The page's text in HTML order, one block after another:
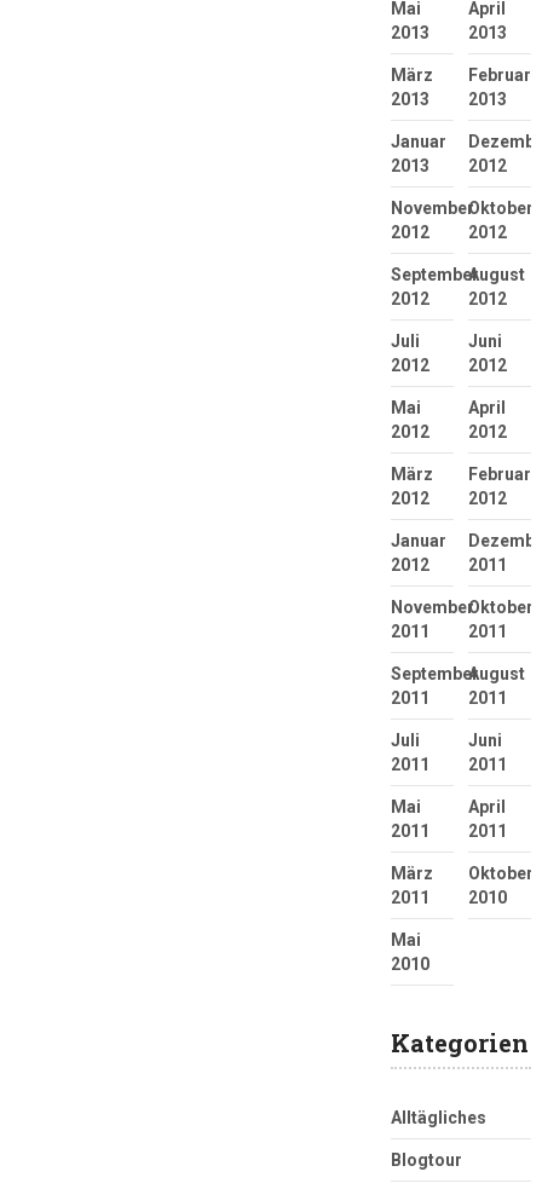
Mai
2013
April
2013
März
2013
Februar
2013
Januar
2013
2012
November
2012
Oktober
2012
September
2012
August
2012
Juli
2012
Juni
2012
Mai
2012
April
2012
März
2012
Februar
2012
Januar
2012
2011
November
2011
Oktober
2011
September
2011
August
2011
Juli
2011
Juni
2011
Mai
2011
April
2011
März
2011
Oktober
2010
Mai
2010
Kategorien
Alltägliches
Blogtour